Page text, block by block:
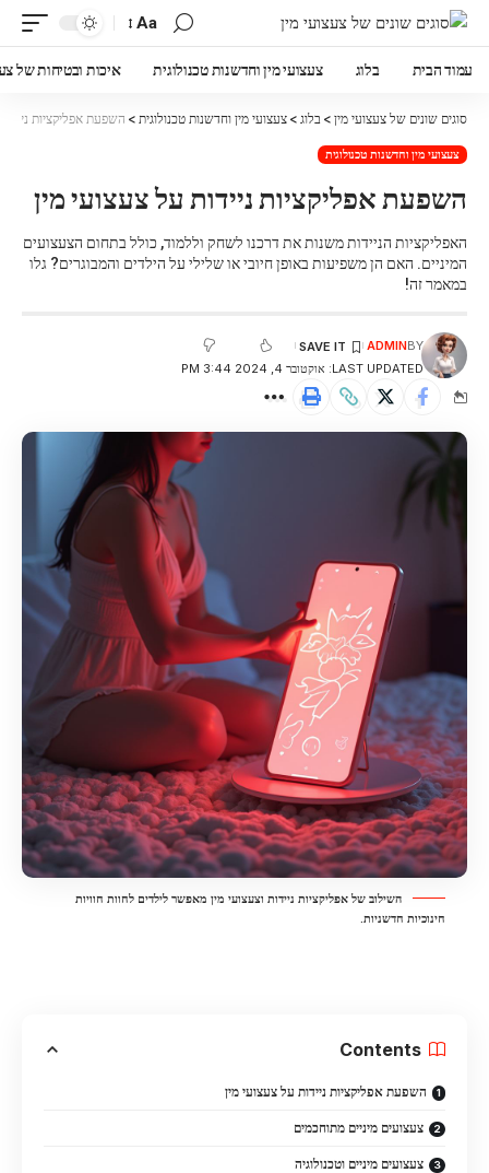
Aa
עמוד הבית בלוג צעצועי מין וחדשנות טכנולוגית איכות ובטיחות של
סוגים שונים של צעצועי מין > בלוג > צעצועי מין וחדשנות טכנולוגית > השפעת אפליקציות
צעצועי מין וחדשנות טכנולוגית
השפעת אפליקציות ניידות על צעצועי מין
האפליקציות הניידות משנות את דרכנו לשחק וללמוד, כולל בתחום הצעצועים
המיניים. האם הן משפיעות באופן חיובי או שלילי על הילדים והמבוגרים? גלו
במאמר זה!
LAST UPDATED: אוקטובר 4, 2024 3:44 PM
BY
ADMIN
השילוב של אפליקציות ניידות וצעצועי מין מאפשר לילדים לחוות חוויות
חינוכיות חדשניות.
Contents
השפעת אפליקציות ניידות על צעצועי מין
צעצועים מיניים מתוחכמים
צעצועים מיניים וטכנולוגיה